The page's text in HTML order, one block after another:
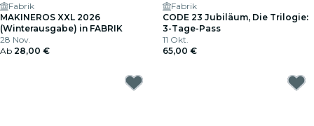
Fabrik
MAKINEROS XXL 2026
(Winterausgabe) in FABRIK
28 Nov.
Ab 28,00 €
Fabrik
CODE 23 Jubiläum, Die Trilogie:
3-Tage-Pass
11 Okt.
65,00 €